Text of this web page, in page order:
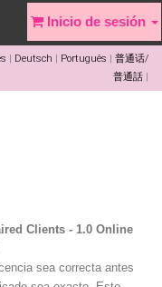
Deutsch Português
普通话/
普通話
Inicio de sesión
Clients - 1.0 Online
sea correcta antes